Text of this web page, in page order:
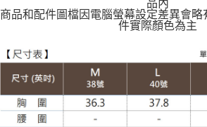
付款後萊爾富取貨
每筆NT$100，滿NT$988(含以上)免運費
7-11取貨付款
每筆NT$100，滿NT$988(含以上)免運費
付款後7-11取貨
每筆NT$100，滿NT$988(含以上)免運費
品內
商品和配件圖檔因電腦螢幕設定差異會
件實際顏色為主